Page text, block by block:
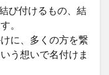
び付けるもの、結
。
に、多くの方を繋
う想いで名付けま